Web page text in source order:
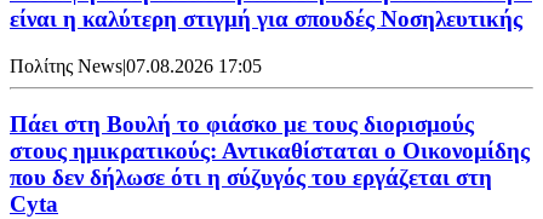
είναι η καλύτερη στιγμή για σπουδές Νοσηλευτικής
Πολίτης News|07.08.2026 17:05
Πάει στη Βουλή το φιάσκο με τους διορισμούς
στους ημικρατικούς: Αντικαθίσταται ο Οικονομίδης
που δεν δήλωσε ότι η σύζυγός του εργάζεται στη
Cyta